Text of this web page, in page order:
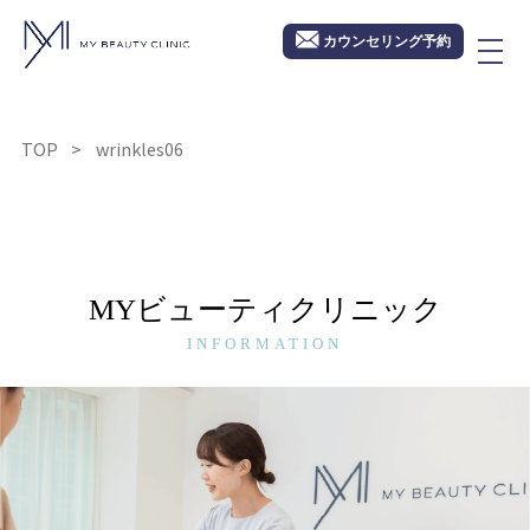
カウンセリング予約
TOP wrinkles06
MYビューティクリニック
INFORMATION